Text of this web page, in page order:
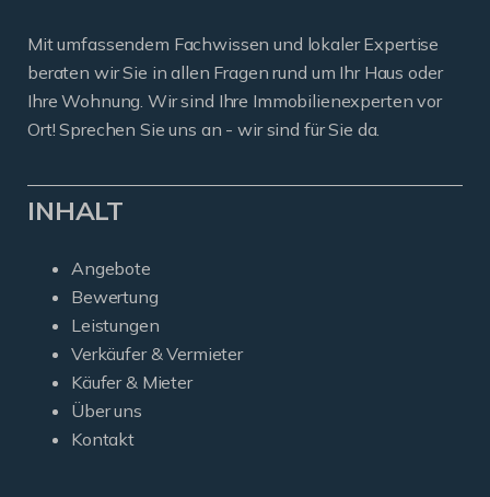
Mit umfassendem Fachwissen und lokaler Expertise
beraten wir Sie in allen Fragen rund um Ihr Haus oder
Ihre Wohnung. Wir sind Ihre Immobilienexperten vor
Ort! Sprechen Sie uns an - wir sind für Sie da.
INHALT
Angebote
Bewertung
Leistungen
Verkäufer & Vermieter
Käufer & Mieter
Über uns
Kontakt